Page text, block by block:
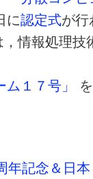
に認定式が
情報処理
１７号」
年記念＆日